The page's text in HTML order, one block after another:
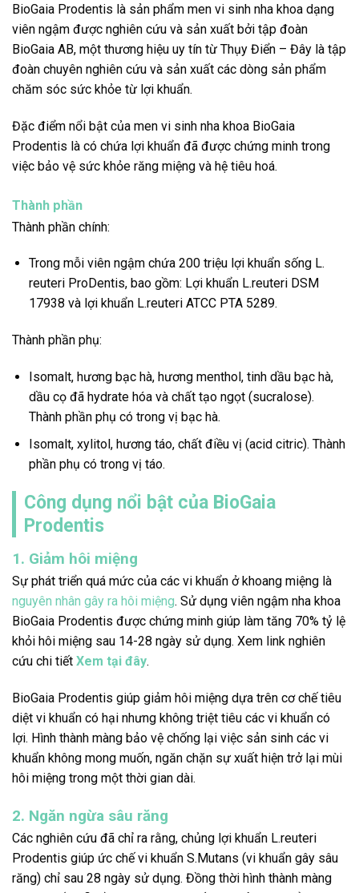
BioGaia Prodentis là sản phẩm men vi sinh nha khoa dạng
viên ngậm được nghiên cứu và sản xuất bởi tập đoàn
BioGaia AB, một thương hiệu uy tín từ Thụy Điển – Đây là tập
đoàn chuyên nghiên cứu và sản xuất các dòng sản phẩm
chăm sóc sức khỏe từ lợi khuẩn.
Đặc điểm nổi bật của men vi sinh nha khoa BioGaia
Prodentis là có chứa lợi khuẩn đã được chứng minh trong
việc bảo vệ sức khỏe răng miệng và hệ tiêu hoá.
Thành phần
Thành phần chính:
Trong mỗi viên ngậm chứa 200 triệu lợi khuẩn sống L.
reuteri ProDentis, bao gồm: Lợi khuẩn L.reuteri DSM
17938 và lợi khuẩn L.reuteri ATCC PTA 5289.
Thành phần phụ:
Isomalt, hương bạc hà, hương menthol, tinh dầu bạc hà,
dầu cọ đã hydrate hóa và chất tạo ngọt (sucralose).
Thành phần phụ có trong vị bạc hà.
Isomalt, xylitol, hương táo, chất điều vị (acid citric). Thành
phần phụ có trong vị táo.
Công dụng nổi bật của BioGaia
Prodentis
1. Giảm hôi miệng
Sự phát triển quá mức của các vi khuẩn ở khoang miệng là
nguyên nhân gây ra hôi miệng. Sử dụng viên ngậm nha khoa
BioGaia Prodentis được chứng minh giúp làm tăng 70% tỷ lệ
khỏi hôi miệng sau 14-28 ngày sử dụng. Xem link nghiên
cứu chi tiết Xem tại đây.
BioGaia Prodentis giúp giảm hôi miệng dựa trên cơ chế tiêu
diệt vi khuẩn có hại nhưng không triệt tiêu các vi khuẩn có
lợi. Hình thành màng bảo vệ chống lại việc sản sinh các vi
khuẩn không mong muốn, ngăn chặn sự xuất hiện trở lại mùi
hôi miệng trong một thời gian dài.
2. Ngăn ngừa sâu răng
Các nghiên cứu đã chỉ ra rằng, chủng lợi khuẩn L.reuteri
Prodentis giúp ức chế vi khuẩn S.Mutans (vi khuẩn gây sâu
răng) chỉ sau 28 ngày sử dụng. Đồng thời hình thành màng